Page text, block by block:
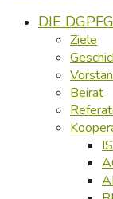
DIE DGPFG
Ziele
Beirat